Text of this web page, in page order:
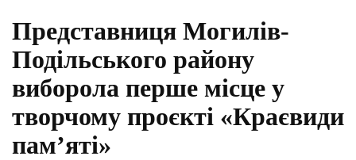
Представниця Могилів-
Подільського району
виборола перше місце у
творчому проєкті «Краєвиди
пам’яті»